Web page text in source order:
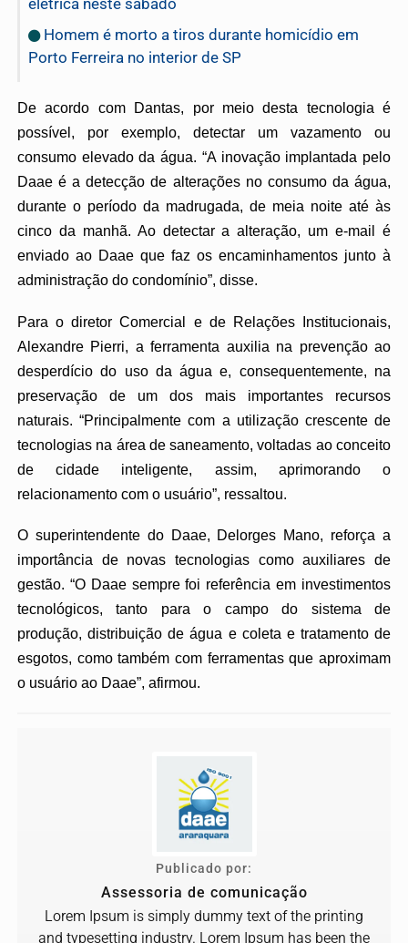
elétrica neste sábado
Homem é morto a tiros durante homicídio em
Porto Ferreira no interior de SP
De acordo com Dantas, por meio desta tecnologia é
possível, por exemplo, detectar um vazamento ou
consumo elevado da água. “A inovação implantada pelo
Daae é a detecção de alterações no consumo da água,
durante o período da madrugada, de meia noite até às
cinco da manhã. Ao detectar a alteração, um e-mail é
enviado ao Daae que faz os encaminhamentos junto à
administração do condomínio”, disse.
Para o diretor Comercial e de Relações Institucionais,
Alexandre Pierri, a ferramenta auxilia na prevenção ao
desperdício do uso da água e, consequentemente, na
preservação de um dos mais importantes recursos
naturais. “Principalmente com a utilização crescente de
tecnologias na área de saneamento, voltadas ao conceito
de cidade inteligente, assim, aprimorando o
relacionamento com o usuário”, ressaltou.
O superintendente do Daae, Delorges Mano, reforça a
importância de novas tecnologias como auxiliares de
gestão. “O Daae sempre foi referência em investimentos
tecnológicos, tanto para o campo do sistema de
produção, distribuição de água e coleta e tratamento de
esgotos, como também com ferramentas que aproximam
o usuário ao Daae”, afirmou.
Publicado por:
Assessoria de comunicação
Lorem Ipsum is simply dummy text of the printing
and typesetting industry. Lorem Ipsum has been the